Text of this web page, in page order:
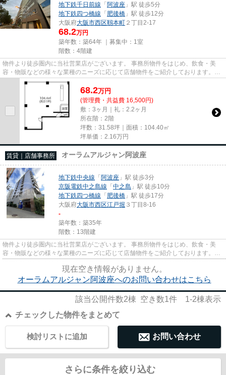
地下鉄千日前線 「阿波座 」駅 徒歩5分
地下鉄四つ橋線 「肥後橋 」駅 徒歩12分
大阪府大阪市西区靱本町 ２丁目2-17
68.2万円
築年数：築64年 ｜募集中： 1室
階数：4階建
物件より徒歩圏内に当社営業店がございます。 事務所物件をはじめ、飲食・美
容・物販などの様々な業種のニーズに応じて店舗物件をご紹介しております。
尚、弊社ではおとり広告は一切...
68.2万円
(管理費・共益費 16,500円)
敷：3ヶ月｜礼：2.2ヶ月
所在階：2階
坪数：31.58坪｜面積：104.40㎡
坪単価： 2.16万円
賃貸｜店舗事務所 オーラムアルジャン阿波座
地下鉄中央線 「阿波座 」駅 徒歩3分
京阪電鉄中之島線 「中之島 」駅 徒歩10分
地下鉄四つ橋線 「肥後橋 」駅 徒歩17分
大阪府大阪市西区江戸堀 ３丁目8-16
-
築年数：築35年
階数：13階建
物件より徒歩圏内に当社営業店がございます。 事務所物件をはじめ、飲食・美
容・物販などの様々な業種のニーズに応じて店舗物件をご紹介しております。
尚、弊社ではおとり広告は一切...
現在空き情報がありません。
オーラムアルジャン阿波座へのお問い合わせはこちら
該当公開件数2棟 空き数1件 1-2棟表示
チェックした物件をまとめて
お問い合わせ
検討リストに追加
さらに条件を絞り込む